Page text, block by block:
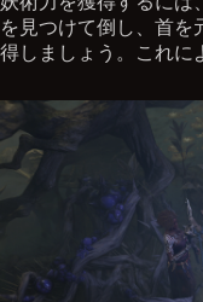
を見つけて倒し、首を
得しましょう。これに